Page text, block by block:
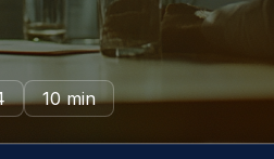
10 min